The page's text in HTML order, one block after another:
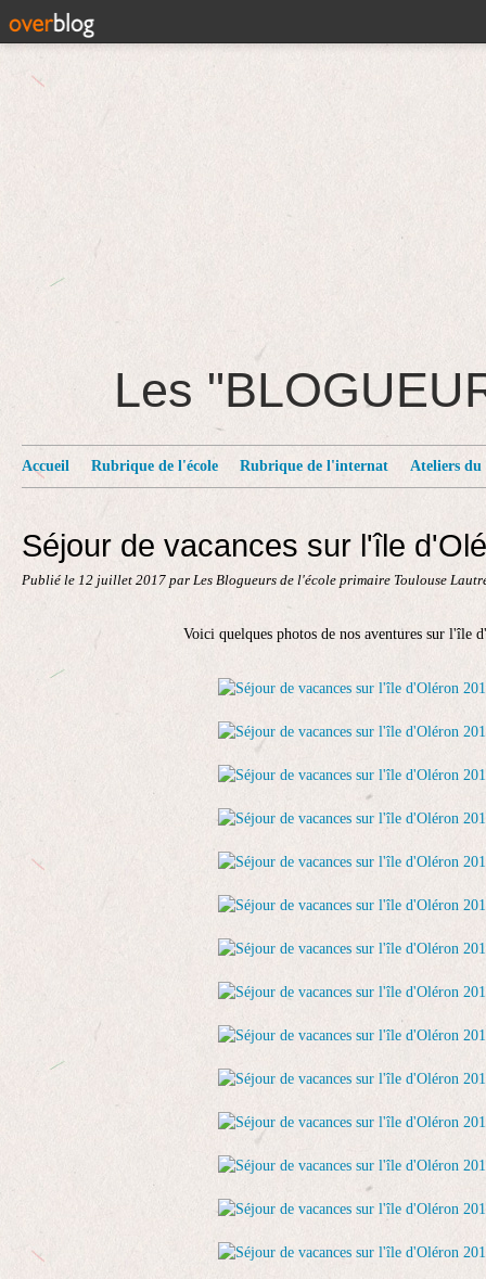
Les
Accueil Rubrique de l'école Rubrique de l'internat Ateliers du
Séjour de vacances sur l'île
Publié le 12 juillet 2017 par Les Blogueurs de l'école primaire Toulouse
Voici quelques photos de nos aventures sur l'île